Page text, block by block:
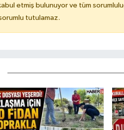
etmiş bulunuyor ve tüm
tutulamaz.